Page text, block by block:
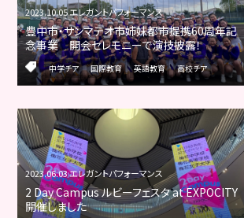
2023.10.05 エレガントパフォーマンス
豊中市・サンマテオ市姉妹都市提携60周年記
念事業 開会セレモニーで演技披露！
中学チア 国際教育 英語教育 高校チア
2023.06.03 エレガントパフォーマンス
2 Day Campus ルビーフェスタ at EXPOCITY
開催しました